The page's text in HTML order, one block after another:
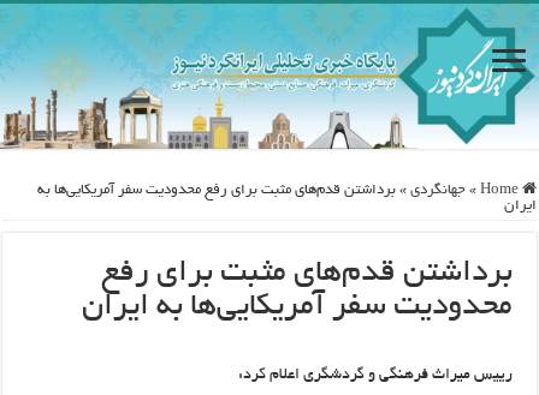
Home
» جهانگردی » برداشتن قدم‌های مثبت برای رفع محدودیت سفر آمریکایی‌ها به
ایران
برداشتن قدم‌های مثبت برای رفع
محدودیت سفر آمریکایی‌ها به ایران
رییس میراث فرهنگی و گردشگری اعلام کرد: